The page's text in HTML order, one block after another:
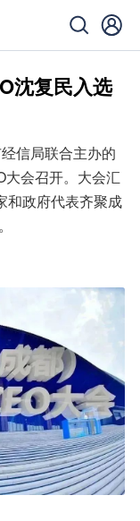
沈复民入选
信局联合主办的
大会召开。大会汇
和政府代表齐聚成